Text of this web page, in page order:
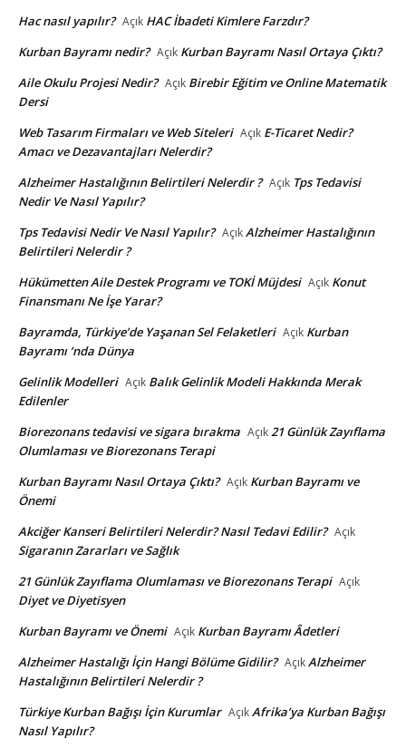
Hac nasıl yapılır? Açık HAC İbadeti Kimlere Farzdır?
Kurban Bayramı nedir? Açık Kurban Bayramı Nasıl Ortaya Çıktı?
Aile Okulu Projesi Nedir? Açık Birebir Eğitim ve Online Matematik
Dersi
Web Tasarım Firmaları ve Web Siteleri Açık E-Ticaret Nedir?
Amacı ve Dezavantajları Nelerdir?
Alzheimer Hastalığının Belirtileri Nelerdir ? Açık Tps Tedavisi
Nedir Ve Nasıl Yapılır?
Tps Tedavisi Nedir Ve Nasıl Yapılır? AçıkAlzheimer Hastalığının
Belirtileri Nelerdir ?
Hükümetten Aile Destek Programı ve TOKİ Müjdesi Açık Konut
Finansmanı Ne İşe Yarar?
Bayramda, Türkiye’de Yaşanan Sel Felaketleri Açık Kurban
Bayramı ’nda Dünya
Gelinlik Modelleri Açık Balık Gelinlik Modeli Hakkında Merak
Edilenler
Biorezonans tedavisi ve sigara bırakma Açık21 Günlük Zayıflama
Olumlaması ve Biorezonans Terapi
Kurban Bayramı Nasıl Ortaya Çıktı? Açık Kurban Bayramı ve
Önemi
Akciğer Kanseri Belirtileri Nelerdir? Nasıl Tedavi Edilir? Açık
Sigaranın Zararları ve Sağlık
21 Günlük Zayıflama Olumlaması ve Biorezonans Terapi Açık
Diyet ve Diyetisyen
Kurban Bayramı ve Önemi Açık Kurban Bayramı Âdetleri
Alzheimer Hastalığı İçin Hangi Bölüme Gidilir? AçıkAlzheimer
Hastalığının Belirtileri Nelerdir ?
Türkiye Kurban Bağışı İçin Kurumlar AçıkAfrika’ya Kurban Bağışı
Nasıl Yapılır?